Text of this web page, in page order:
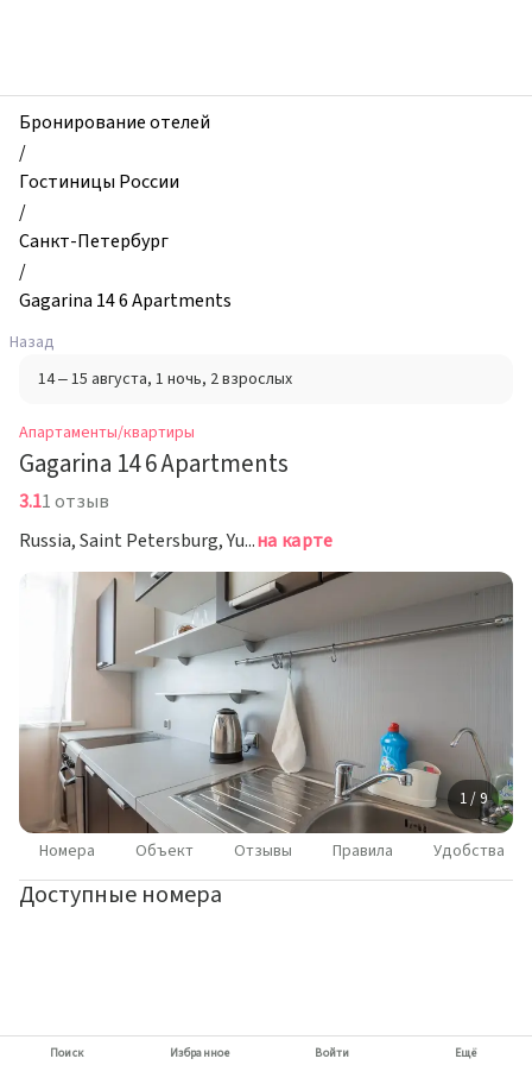
и
квартиры,
Gagarina
14
Apartments,
Санкт-
Петербург,
Россия
Бронирование отелей
/
Гостиницы России
/
Санкт-Петербург
/
Gagarina 14 6 Apartments
Назад
14 – 15 августа, 1 ночь, 2 взрослых
Апартаменты/квартиры
Gagarina 14 6 Apartments
3.11 отзыв
Russia, Saint Petersburg, Yuriya Gagarina Avenue, 14к6, Saint Petersburg, Санкт-Петербургна карте
1 / 9
Номера Объект Отзывы Правила Удобства
Доступные номера
Поиск Избранное Войти Ещё